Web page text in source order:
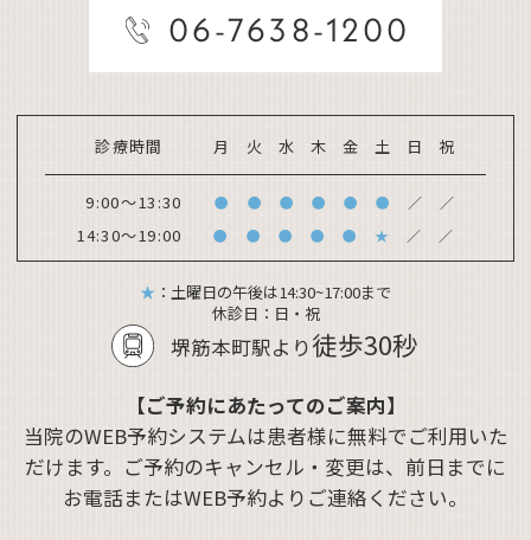
06-7638-1200
診療時間 月 火 水 木 金 土 日 祝
9:00～13:30 ● ● ● ● ● ● ／ ／
14:30～19:00 ● ● ● ● ● ★ ／ ／
★ ：土曜日の午後は14:30~17:00まで
休診日： 日・祝
堺筋本町駅より徒歩30秒
【ご予約にあたってのご案内】
当院のWEB予約システムは患者様に無料でご利用いた
だけます。ご予約のキャンセル・変更は、前日までに
お電話またはWEB予約よりご連絡ください。